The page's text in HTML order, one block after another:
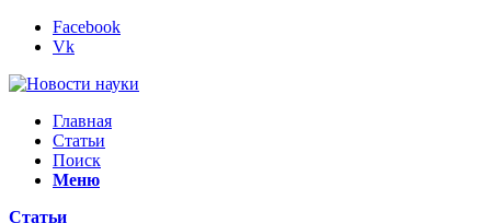
Facebook
Vk
Главная
Статьи
Поиск
Меню
Статьи